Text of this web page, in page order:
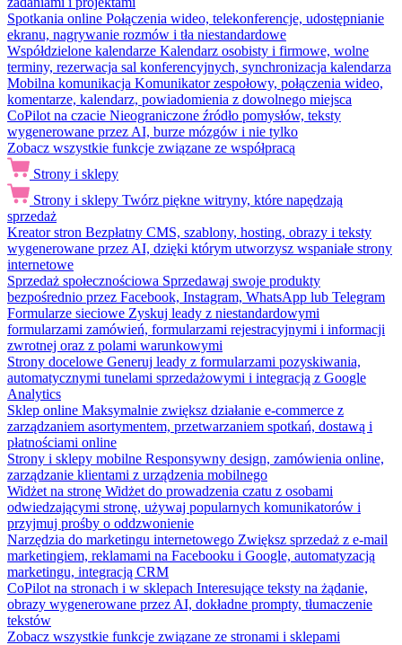
Spotkania online Połączenia wideo, telekonferencje, udostępnianie
ekranu, nagrywanie rozmów i tła niestandardowe
Współdzielone kalendarze Kalendarz osobisty i firmowe, wolne
terminy, rezerwacja sal konferencyjnych, synchronizacja kalendarza
Mobilna komunikacja Komunikator zespołowy, połączenia wideo,
komentarze, kalendarz, powiadomienia z dowolnego miejsca
CoPilot na czacie Nieograniczone źródło pomysłów, teksty
wygenerowane przez AI, burze mózgów i nie tylko
Zobacz wszystkie funkcje związane ze współpracą
Strony i sklepy
Strony i sklepy Twórz piękne witryny, które napędzają
sprzedaż
Kreator stron Bezpłatny CMS, szablony, hosting, obrazy i teksty
wygenerowane przez AI, dzięki którym utworzysz wspaniałe strony
internetowe
Sprzedaż społecznościowa Sprzedawaj swoje produkty
bezpośrednio przez Facebook, Instagram, WhatsApp lub Telegram
Formularze sieciowe Zyskuj leady z niestandardowymi
formularzami zamówień, formularzami rejestracyjnymi i informacji
zwrotnej oraz z polami warunkowymi
Strony docelowe Generuj leady z formularzami pozyskiwania,
automatycznymi tunelami sprzedażowymi i integracją z Google
Analytics
Sklep online Maksymalnie zwiększ działanie e-commerce z
zarządzaniem asortymentem, przetwarzaniem spotkań, dostawą i
płatnościami online
Strony i sklepy mobilne Responsywny design, zamówienia online,
zarządzanie klientami z urządzenia mobilnego
Widżet na stronę Widżet do prowadzenia czatu z osobami
odwiedzającymi stronę, używaj popularnych komunikatorów i
przyjmuj prośby o oddzwonienie
Narzędzia do marketingu internetowego Zwiększ sprzedaż z e-mail
marketingiem, reklamami na Facebooku i Google, automatyzacją
marketingu, integracją CRM
CoPilot na stronach i w sklepach Interesujące teksty na żądanie,
obrazy wygenerowane przez AI, dokładne prompty, tłumaczenie
tekstów
Zobacz wszystkie funkcje związane ze stronami i sklepami